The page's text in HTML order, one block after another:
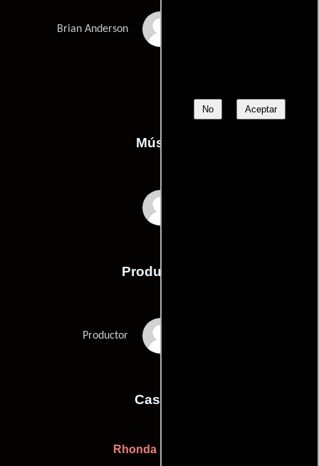
No Aceptar
Brian Anderson
Música
Producción
Productor
Casting
Rhonda Schepisi